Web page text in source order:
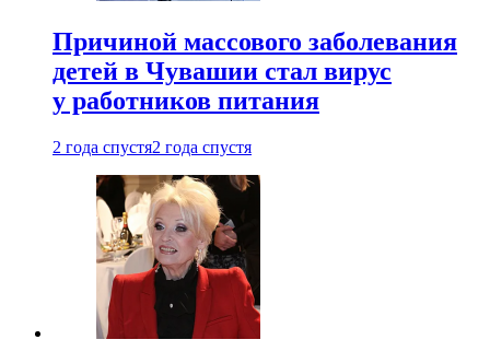
Причиной массового заболевания
детей в Чувашии стал вирус
у работников питания
2 года спустя2 года спустя